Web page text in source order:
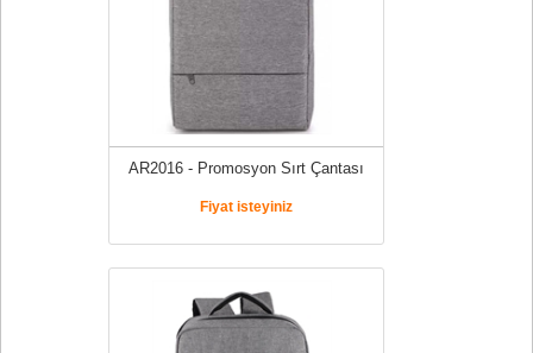
AR2016 - Promosyon Sırt Çantası
Fiyat isteyiniz